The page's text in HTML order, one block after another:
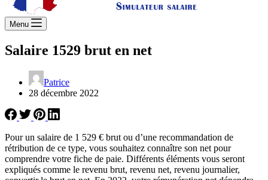
Menu
Salaire 1529 brut en net
Patrice
28 décembre 2022
Pour un salaire de 1 529 € brut ou d’une recommandation de
rétribution de ce type, vous souhaitez connaître son net pour
comprendre votre fiche de paie. Différents éléments vous seront
expliqués comme le revenu brut, revenu net, revenu journalier,